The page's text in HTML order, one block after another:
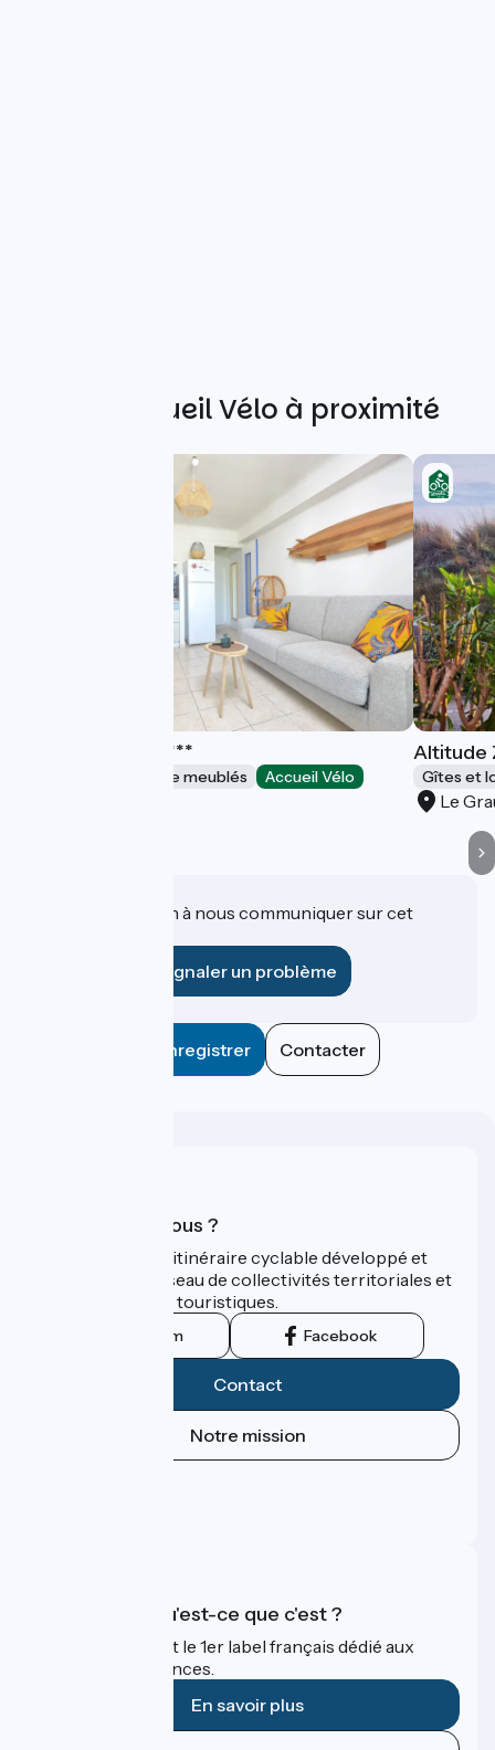
Autres Accueil Vélo à proximité
Villa Les Salines ***
Gîtes et locations de meublés Accueil Vélo
Altitude
Gîtes et
Le
Une information à nous communiquer sur cet
Signaler un problème
Enregistrer Contacter
Qui sommes-nous ?
ViaRhôna est un itinéraire cyclable développé et
promu par un réseau de collectivités territoriales et
leurs institutions touristiques.
Instagram Facebook
Contact
Notre mission
Accueil Vélo qu'est-ce que c'est ?
Accueil Vélo c'est le 1er label français dédié aux
cyclistes en vacances.
En savoir plus